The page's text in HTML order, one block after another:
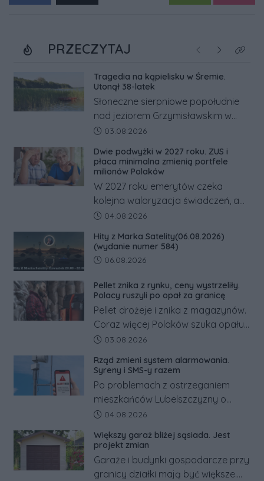
PRZECZYTAJ Poprzednie
NastępneKliknij
Tragedia na kąpielisku w Śremie.
Utonął 38-latek
Słoneczne sierpniowe popołudnie
nad jeziorem Grzymisławskim w
powiecie śremskim zakończyło się
odwrócić nawet natychmiastowe
działania służb ratunkowych.
Data dodania artykułu:
03.08.2026
Dwie podwyżki w 2027 roku. ZUS i
płaca minimalna zmienią portfele
milionów Polaków
W 2027 roku emerytów czeka
kolejna waloryzacja świadczeń, a
pracowników podwyżka płacy
tym zmianom zyskają.
Data dodania artykułu:
04.08.2026
Hity z Marka Satelity(06.08.2026)
(wydanie numer 584)
Data dodania artykułu:
06.08.2026
Pellet znika z rynku, ceny wystrzeliły.
Polacy ruszyli po opał za granicę
Pellet drożeje i znika z magazynów.
Coraz więcej Polaków szuka opału
za granicą, gdzie bywa nawet
Co się dzieje?
Data dodania artykułu:
03.08.2026
Rząd zmieni system alarmowania.
Syreny i SMS-y razem
Po problemach z ostrzeganiem
mieszkańców Lubelszczyzny o
rosyjskim zagrożeniu rząd
alarmowych, alertów RCB i aplikacji
w jeden system.
Data dodania artykułu:
04.08.2026
Większy garaż bliżej sąsiada. Jest
projekt zmian
Garaże i budynki gospodarcze przy
granicy działki mają być większe.